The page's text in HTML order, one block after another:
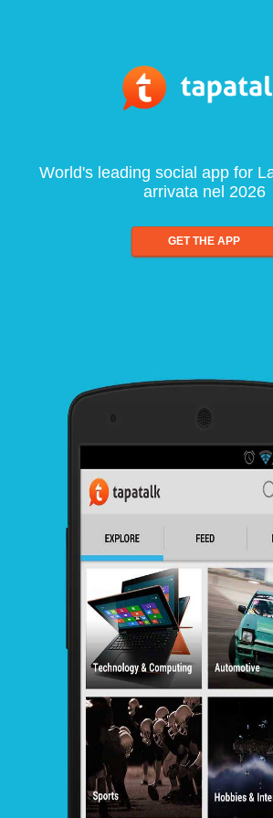
World's leading social app for
arrivata nel 2026
GET THE APP